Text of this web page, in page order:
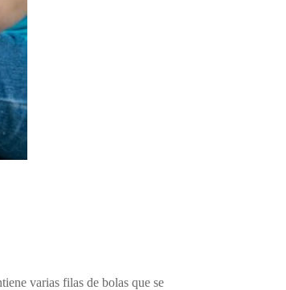
varias filas de bolas que se